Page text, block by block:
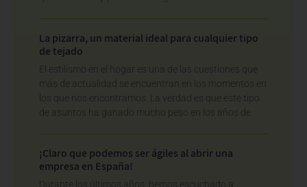
La pizarra, un material ideal para cualquier tipo
de tejado
El estilismo en el hogar es una de las cuestiones que
más de actualidad se encuentran en los momentos en
los que nos encontramos. La verdad es que este tipo
de asuntos ha ganado mucho peso en los años de
¡Claro que podemos ser ágiles al abrir una
empresa en España!
Durante los últimos años, hemos escuchado a